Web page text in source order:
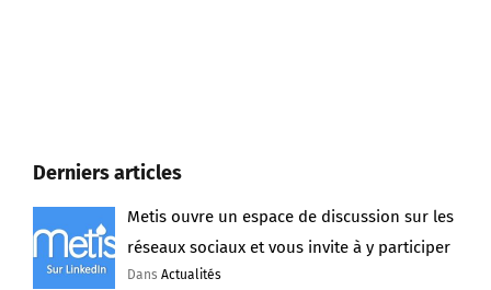
Derniers articles
Metis ouvre un espace de discussion sur les
réseaux sociaux et vous invite à y participer
DansActualités